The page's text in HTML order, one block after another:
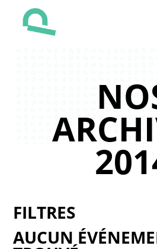
AUCUN
FILTRES